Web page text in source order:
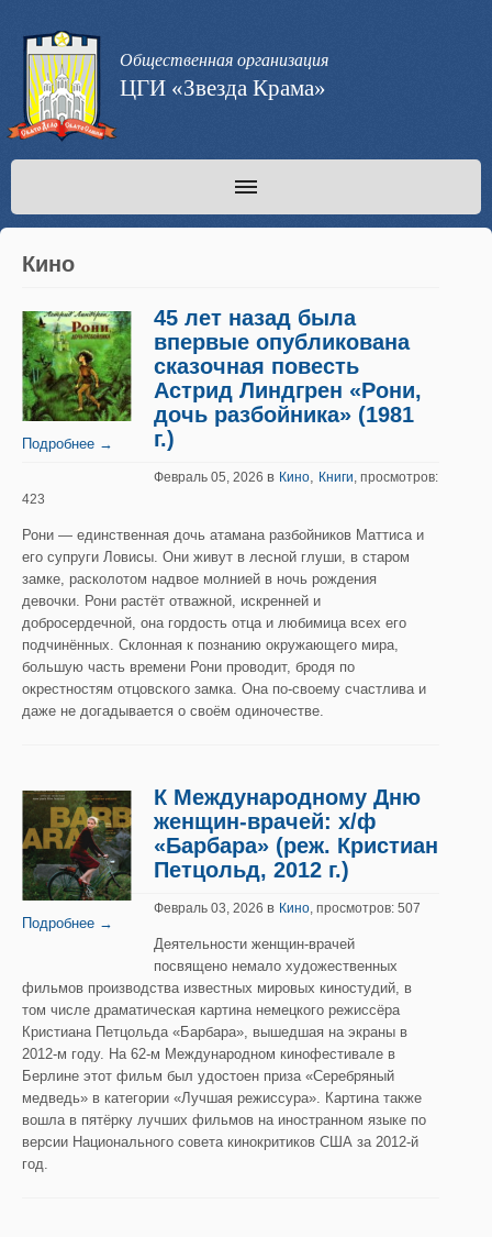
Общественная организация
ЦГИ «Звезда Крама»
Кино
Подробнее →
45 лет назад была
впервые опубликована
сказочная повесть
Астрид Линдгрен «Рони,
дочь разбойника» (1981
г.)
Февраль 05, 2026 в Кино, Книги, просмотров:
423
Рони — единственная дочь атамана разбойников Маттиса и
его супруги Ловисы. Они живут в лесной глуши, в старом
замке, расколотом надвое молнией в ночь рождения
девочки. Рони растёт отважной, искренней и
добросердечной, она гордость отца и любимица всех его
подчинённых. Склонная к познанию окружающего мира,
большую часть времени Рони проводит, бродя по
окрестностям отцовского замка. Она по-своему счастлива и
даже не догадывается о своём одиночестве.
Подробнее →
К Международному Дню
женщин-врачей: х/ф
«Барбара» (реж. Кристиан
Петцольд, 2012 г.)
Февраль 03, 2026 в Кино, просмотров: 507
Деятельности женщин-врачей
посвящено немало художественных
фильмов производства известных мировых киностудий, в
том числе драматическая картина немецкого режиссёра
Кристиана Петцольда «Барбара», вышедшая на экраны в
2012-м году. На 62-м Международном кинофестивале в
Берлине этот фильм был удостоен приза «Серебряный
медведь» в категории «Лучшая режиссура». Картина также
вошла в пятёрку лучших фильмов на иностранном языке по
версии Национального совета кинокритиков США за 2012-й
год.